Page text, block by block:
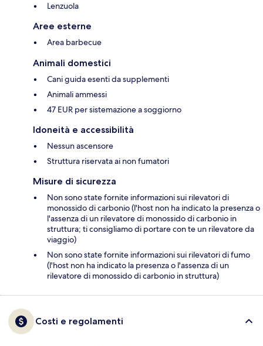
Lenzuola
Aree esterne
Area barbecue
Animali domestici
Cani guida esenti da supplementi
Animali ammessi
47 EUR per sistemazione a soggiorno
Idoneità e accessibilità
Nessun ascensore
Struttura riservata ai non fumatori
Misure di sicurezza
Non sono state fornite informazioni sui rilevatori di
monossido di carbonio (l'host non ha indicato la presenza o
l'assenza di un rilevatore di monossido di carbonio in
struttura; ti consigliamo di portare con te un rilevatore da
viaggio)
Non sono state fornite informazioni sui rilevatori di fumo
(l'host non ha indicato la presenza o l'assenza di un
rilevatore di monossido di carbonio in struttura)
Costi e regolamenti